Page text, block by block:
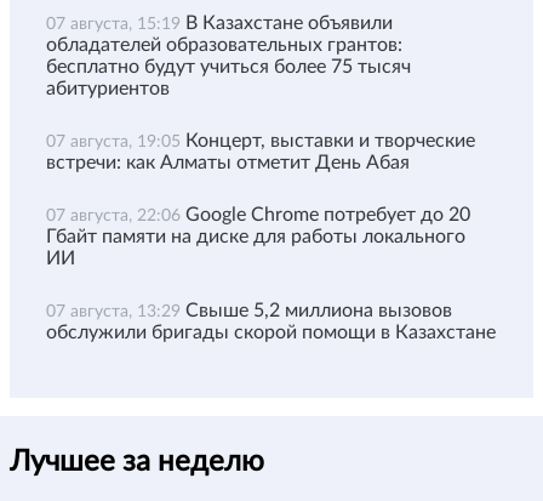
07 августа, 15:19 В Казахстане объявили
обладателей образовательных грантов:
бесплатно будут учиться более 75 тысяч
абитуриентов
07 августа, 19:05 Концерт, выставки и творческие
встречи: как Алматы отметит День Абая
07 августа, 22:06 Google Chrome потребует до 20
Гбайт памяти на диске для работы локального
ИИ
07 августа, 13:29 Свыше 5,2 миллиона вызовов
обслужили бригады скорой помощи в Казахстане
Лучшее за неделю